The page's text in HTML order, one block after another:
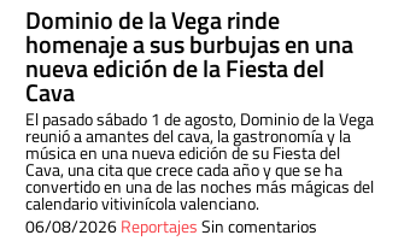
Dominio de la Vega rinde
homenaje a sus burbujas en una
nueva edición de la Fiesta del
Cava
El pasado sábado 1 de agosto, Dominio de la Vega
reunió a amantes del cava, la gastronomía y la
música en una nueva edición de su Fiesta del
Cava, una cita que crece cada año y que se ha
convertido en una de las noches más mágicas del
calendario vitivinícola valenciano.
06/08/2026ReportajesSin comentarios